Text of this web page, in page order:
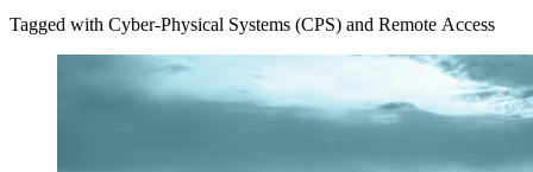
Tagged with Cyber-Physical Systems (CPS) and Remote Access